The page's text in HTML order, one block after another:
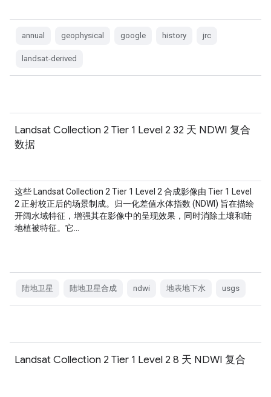
annual geophysical google history jrc
landsat-derived
Landsat Collection 2 Tier 1 Level 2 32 天 NDWI 复合
数据
这些 Landsat Collection 2 Tier 1 Level 2 合成影像由 Tier 1 Level
2 正射校正后的场景制成。归一化差值水体指数 (NDWI) 旨在描绘
开阔水域特征，增强其在影像中的呈现效果，同时消除土壤和陆
地植被特征。它…
陆地卫星 陆地卫星合成 ndwi 地表地下水 usgs
Landsat Collection 2 Tier 1 Level 2 8 天 NDWI 复合